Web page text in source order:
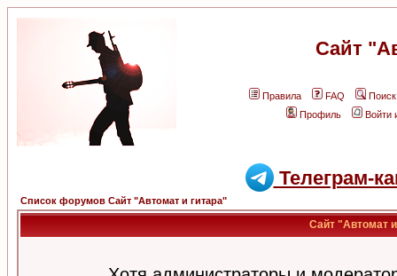
Сайт
Правила FAQ
Поиск
Профиль
Войти
Телеграм-
Список форумов Сайт "Автомат и гитара"
Сайт "Автомат и